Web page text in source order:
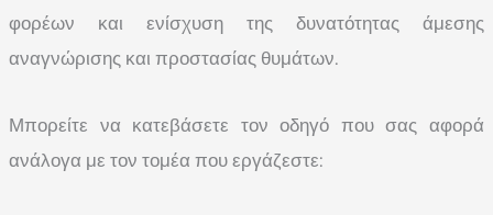
φορέων και ενίσχυση της δυνατότητας άμεσης
αναγνώρισης και προστασίας θυμάτων.
Μπορείτε να κατεβάσετε τον οδηγό που σας αφορά
ανάλογα με τον τομέα που εργάζεστε: